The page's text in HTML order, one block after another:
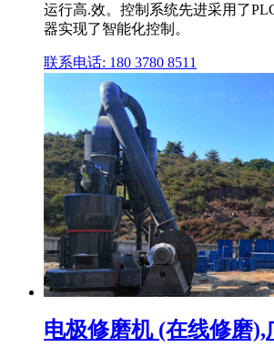
运行高.效。控制系统先进采用了
器实现了智能化控制。
联系电话: 180 3780 8511
电极修磨机 (在线修磨),